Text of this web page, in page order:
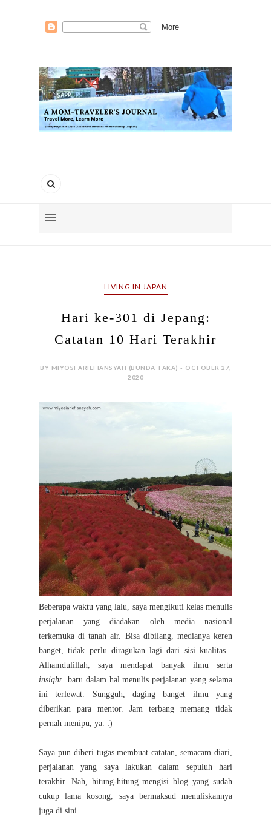
LIVING IN JAPAN
Hari ke-301 di Jepang:
Catatan 10 Hari Terakhir
BY MIYOSI ARIEFIANSYAH (BUNDA TAKA) - OCTOBER 27,
2020
Beberapa waktu yang lalu, saya mengikuti kelas menulis
perjalanan yang diadakan oleh media nasional
terkemuka di tanah air. Bisa dibilang, medianya keren
banget, tidak perlu diragukan lagidari sisi kualitas
Alhamdulillah, saya mendapat banyak ilmu serta
insight baru dalam hal menulis perjalanan yang selama
ini terlewat. Sungguh, daging banget ilmu yang
diberikan para mentor. Jam terbang memang tidak
pernah menipu, ya. :)
Saya pun diberi tugas membuat catatan, semacam diari,
perjalanan yang saya lakukan dalam sepuluh hari
terakhir. Nah, hitung-hitung mengisi blog yang sudah
cukup lama kosong, saya bermaksud menuliskannya
juga di sini.